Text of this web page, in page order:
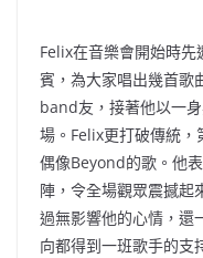
Felix在音樂會開始時先
賓，為大家唱出幾首歌
band友，接著他以一
場。Felix更打破傳統，
偶像Beyond的歌。他
陣，令全場觀眾震撼起
過無影響他的心情，還
向都得到一班歌手的支